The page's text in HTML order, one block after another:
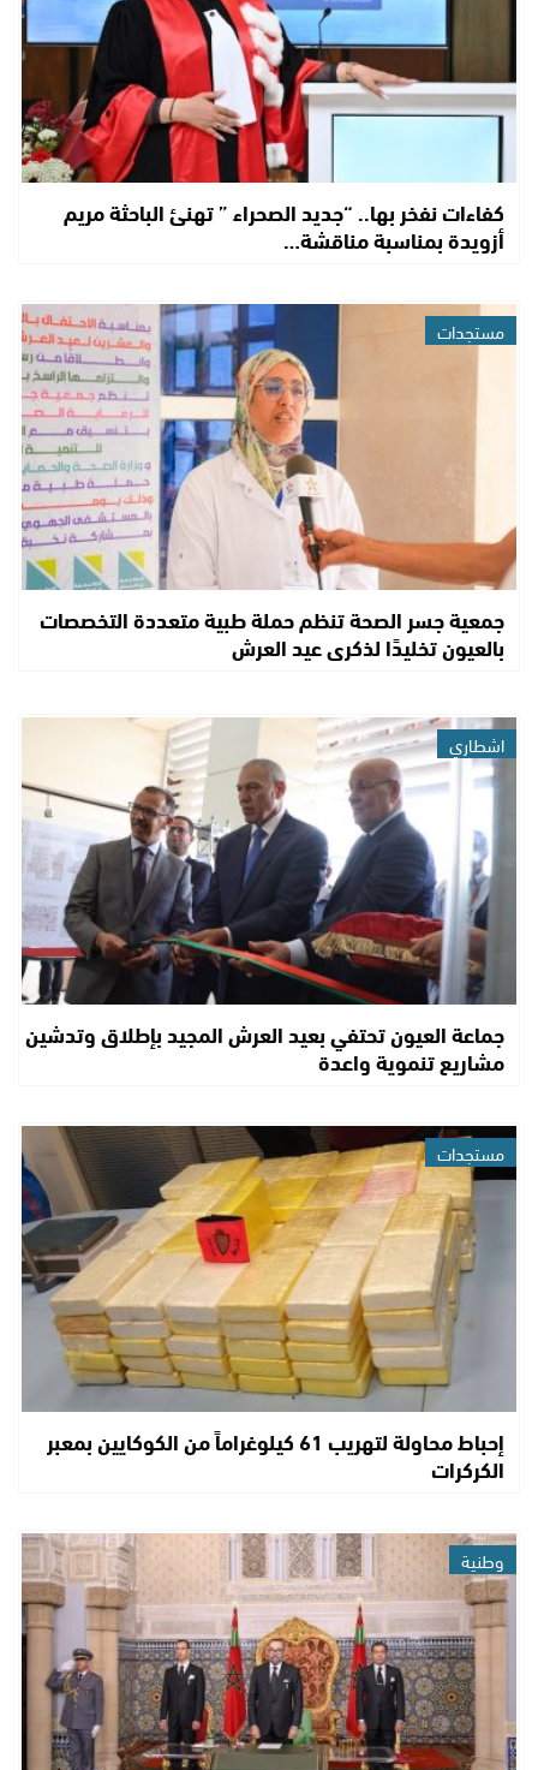
كفاءات نفخر بها.. “جديد الصحراء ” تهنئ الباحثة مريم
أزويدة بمناسبة مناقشة…
مستجدات
جمعية جسر الصحة تنظم حملة طبية متعددة التخصصات
بالعيون تخليدًا لذكرى عيد العرش
اشطاري
جماعة العيون تحتفي بعيد العرش المجيد بإطلاق وتدشين
مشاريع تنموية واعدة
مستجدات
إحباط محاولة لتهريب 61 كيلوغراماً من الكوكايين بمعبر
الكركرات
وطنية